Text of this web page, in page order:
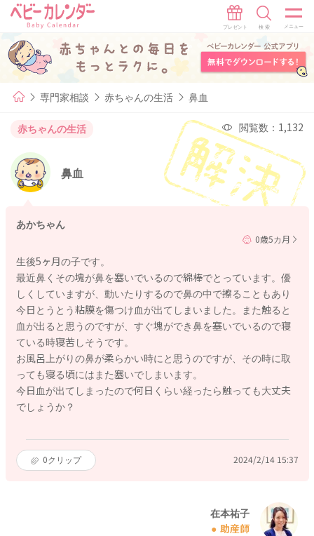
専門家相談 赤ちゃんの生活 鼻血
赤ちゃんの生活 閲覧数：1,132
鼻血
あかちゃん
0歳5カ月
生後5ヶ月の子です。
最近鼻くその塊が鼻を塞いでいるので綿棒でとっています。優
しくしていますが、動いたりするので鼻の中で擦ることもあり
今日とうとう粘膜を傷つけ血が出てしまいました。また触ると
血が出ると思うのですが、すぐ塊ができ鼻を塞いでいるので寝
ている時寝苦しそうです。
お風呂上がりの鼻が柔らかい時にと思うのですが、その時に取
っても寝る頃にはまた塞いでしまいます。
今日血が出てしまったので何日くらい経ったら触っても大丈夫
でしょうか？
0クリップ 2024/2/14 15:37
在本祐子
助産師